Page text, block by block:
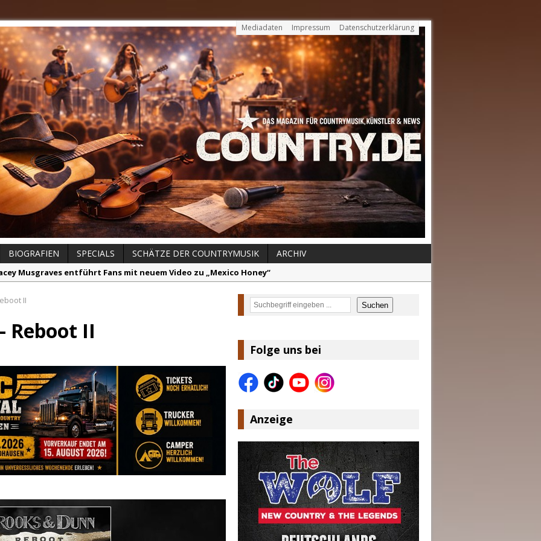
Mediadaten Impressum Datenschutzerklärung
BIOGRAFIEN SPECIALS SCHÄTZE DER COUNTRYMUSIK
ARCHIV
Musgraves entführt Fans mit neuem Video zu „Mexico Honey“
Music Hot News – 2. August 2026: Dolly Parton, Bill Anderson und Shaboozey im Fokus
Johnson & The Hollywood Hillbillies kündigen neues Album mit „Better Days Ahead“ an
für Euer Vertrauen: Country.de erreicht täglich rund 10.000 Leser
II
Reboot II
Suchen Suchen
Folge uns bei
Anzeige